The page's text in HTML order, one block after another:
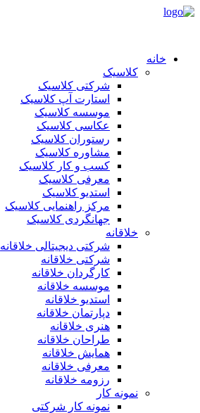
خانه
کلاسیک
شرکتی کلاسیک
استارت آپ کلاسیک
موسسه کلاسیک
عکاسی کلاسیک
رستوران کلاسیک
مشاوره کلاسیک
کسب و کار کلاسیک
معرفی کلاسیک
استدیو کلاسیک
مرکز راهنمایی کلاسیک
جهانگردی کلاسیک
خلاقانه
شرکتی دیجیتالی خلاقانه
شرکتی خلاقانه
کارگردان خلاقانه
موسسه خلاقانه
استدیو خلاقانه
دپارتمان خلاقانه
هنری خلاقانه
طراحان خلاقانه
همایش خلاقانه
معرفی خلاقانه
رزومه خلاقانه
نمونه کار
نمونه کار شرکتی